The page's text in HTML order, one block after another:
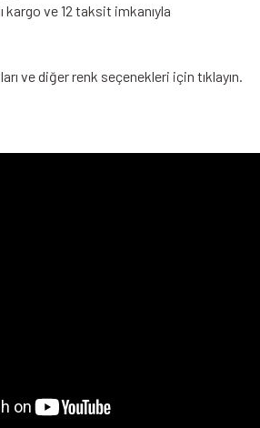
kargo ve 12 taksit imkanıyla
ve diğer renk seçenekleri için tıklayın.